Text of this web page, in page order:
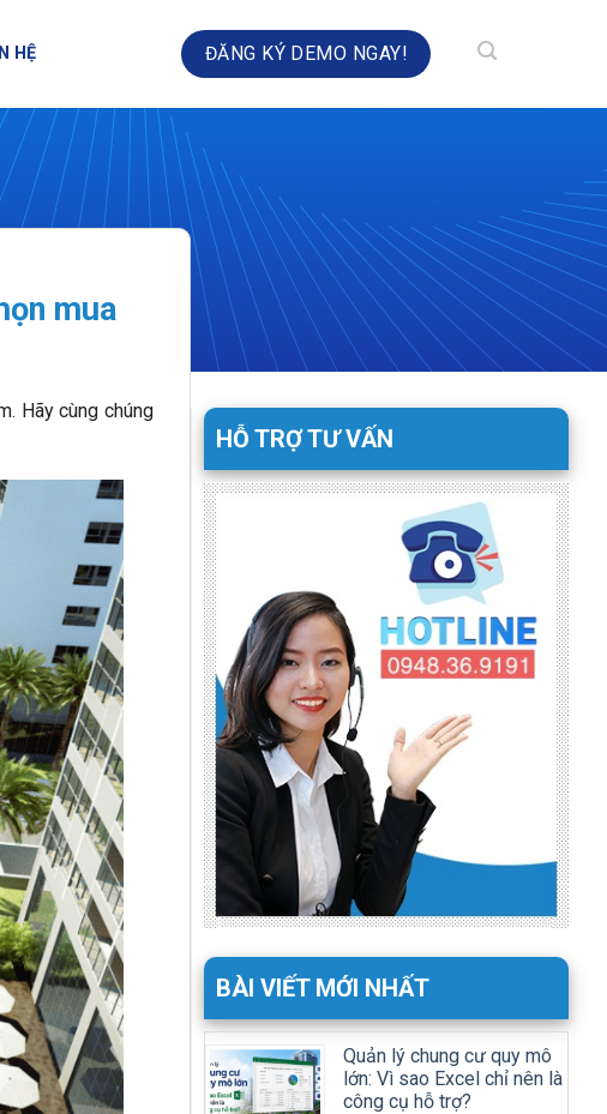
NHÀ TOÀN DIỆN
HỆ ĐĂNG KÝ DEMO NGAY!
mua
Hãy cùng chúng
HỖ TRỢ TƯ VẤN
BÀI VIẾT MỚI NHẤT
Quản lý chung cư quy mô
lớn: Vì sao Excel chỉ nên là
công cụ hỗ trợ?